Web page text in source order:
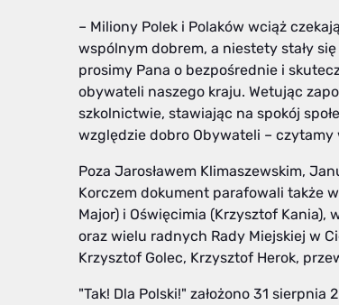
– Miliony Polek i Polaków wciąż
wspólnym dobrem, a niestety stały
prosimy Pana o bezpośrednie i
obywateli naszego kraju. Wetując
szkolnictwie, stawiając na spokój
względzie dobro Obywateli – czytamy
Poza Jarosławem Klimaszewskim,
Korczem dokument parafowali także
Major) i Oświęcimia (Krzysztof Kania),
oraz wielu radnych Rady Miejskiej w
Krzysztof Golec, Krzysztof Herok,
"Tak! Dla Polski!" założono 31